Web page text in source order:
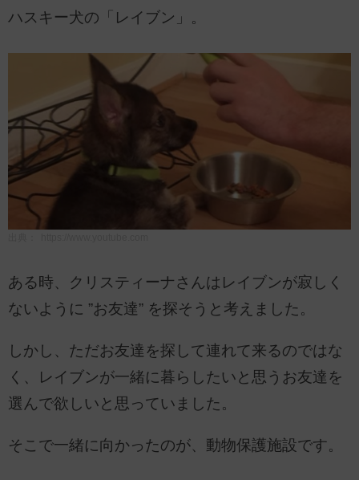
ハスキー犬の「レイブン」。
ある時、クリスティーナさんはレイブンが寂しく
ないように ”お友達” を探そうと考えました。
しかし、ただお友達を探して連れて来るのではな
く、レイブンが一緒に暮らしたいと思うお友達を
選んで欲しいと思っていました。
そこで一緒に向かったのが、動物保護施設です。